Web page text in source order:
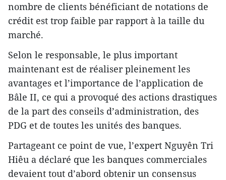
nombre de clients bénéficiant de notations de
crédit est trop faible par rapport à la taille du
marché.
Selon le responsable, le plus important
maintenant est de réaliser pleinement les
avantages et l’importance de l’application de
Bâle II, ce qui a provoqué des actions drastiques
de la part des conseils d’administration, des
PDG et de toutes les unités des banques.
Partageant ce point de vue, l’expert Nguyên Tri
Hiêu a déclaré que les banques commerciales
devaient tout d’abord obtenir un consensus